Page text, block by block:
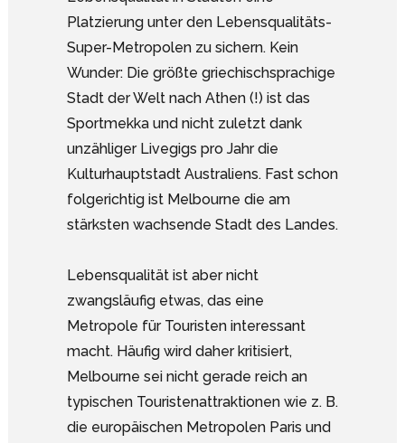
Platzierung unter den Lebensqualitäts-
Super-Metropolen zu sichern. Kein
Wunder: Die größte griechischsprachige
Stadt der Welt nach Athen (!) ist das
Sportmekka und nicht zuletzt dank
unzähliger Livegigs pro Jahr die
Kulturhauptstadt Australiens. Fast schon
folgerichtig ist Melbourne die am
stärksten wachsende Stadt des Landes.
Lebensqualität ist aber nicht
zwangsläufig etwas, das eine
Metropole für Touristen interessant
macht. Häufig wird daher kritisiert,
Melbourne sei nicht gerade reich an
typischen Touristenattraktionen wie z. B.
die europäischen Metropolen Paris und